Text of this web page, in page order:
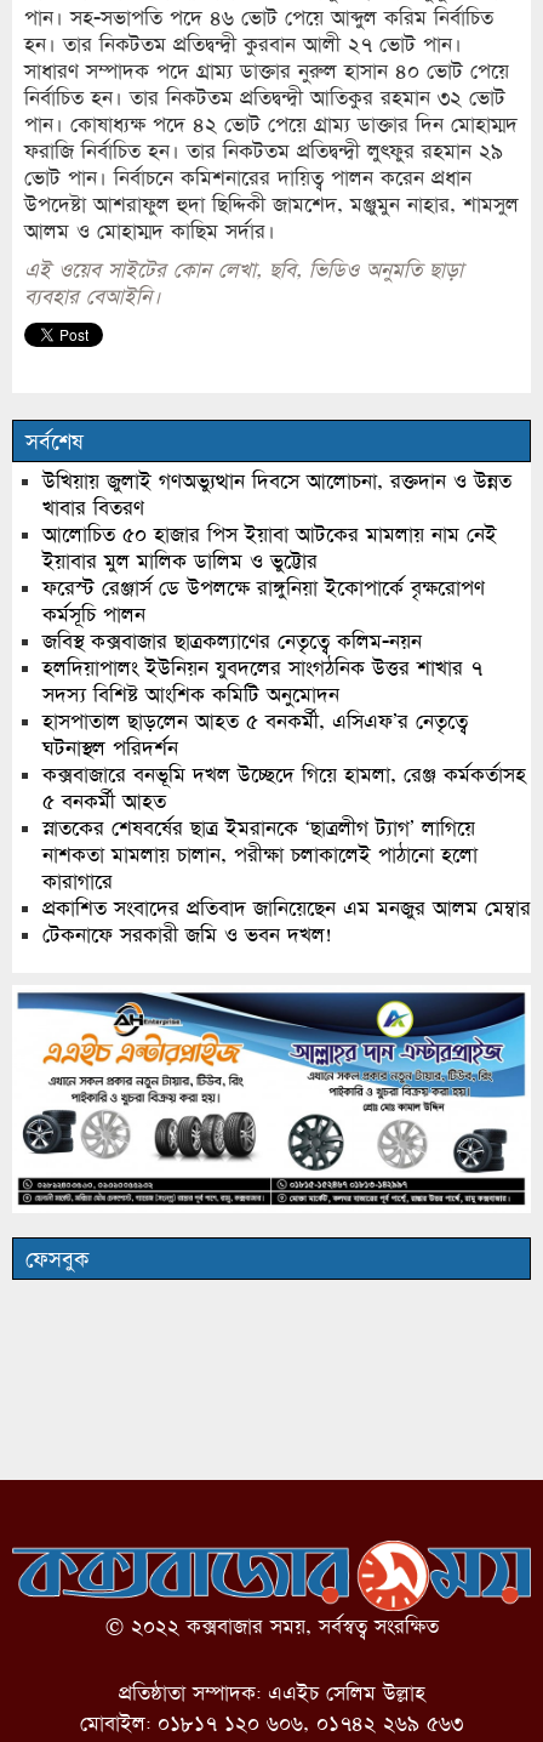
পান। সহ-সভাপতি পদে ৪৬ ভোট পেয়ে আব্দুল করিম নির্বাচিত
হন। তার নিকটতম প্রতিদ্বন্দ্বী কুরবান আলী ২৭ ভোট পান।
সাধারণ সম্পাদক পদে গ্রাম্য ডাক্তার নুরুল হাসান ৪০ ভোট পেয়ে
নির্বাচিত হন। তার নিকটতম প্রতিদ্বন্দ্বী আতিকুর রহমান ৩২ ভোট
পান। কোষাধ্যক্ষ পদে ৪২ ভোট পেয়ে গ্রাম্য ডাক্তার দিন মোহাম্মদ
ফরাজি নির্বাচিত হন। তার নিকটতম প্রতিদ্বন্দ্বী লুৎফুর রহমান ২৯
ভোট পান। নির্বাচনে কমিশনারের দায়িত্ব পালন করেন প্রধান
উপদেষ্টা আশরাফুল হুদা ছিদ্দিকী জামশেদ, মঞ্জুমুন নাহার, শামসুল
আলম ও মোহাম্মদ কাছিম সর্দার।
এই ওয়েব সাইটের কোন লেখা, ছবি, ভিডিও অনুমতি ছাড়া
ব্যবহার বেআইনি।
সর্বশেষ
উখিয়ায় জুলাই গণঅভ্যুত্থান দিবসে আলোচনা, রক্তদান ও উন্নত
খাবার বিতরণ
আলোচিত ৫০ হাজার পিস ইয়াবা আটকের মামলায় নাম নেই
ইয়াবার মুল মালিক ডালিম ও ভুট্টোর
ফরেস্ট রেঞ্জার্স ডে উপলক্ষে রাঙ্গুনিয়া ইকোপার্কে বৃক্ষরোপণ
কর্মসূচি পালন
জবিস্থ কক্সবাজার ছাত্রকল্যাণের নেতৃত্বে কলিম-নয়ন
হলদিয়াপালং ইউনিয়ন যুবদলের সাংগঠনিক উত্তর শাখার ৭
সদস্য বিশিষ্ট আংশিক কমিটি অনুমোদন
হাসপাতাল ছাড়লেন আহত ৫ বনকর্মী, এসিএফ’র নেতৃত্বে
ঘটনাস্থল পরিদর্শন
কক্সবাজারে বনভূমি দখল উচ্ছেদে গিয়ে হামলা, রেঞ্জ কর্মকর্তাসহ
৫ বনকর্মী আহত
স্নাতকের শেষবর্ষের ছাত্র ইমরানকে ‘ছাত্রলীগ ট্যাগ’ লাগিয়ে
নাশকতা মামলায় চালান, পরীক্ষা চলাকালেই পাঠানো হলো
কারাগারে
প্রকাশিত সংবাদের প্রতিবাদ জানিয়েছেন এম মনজুর আলম মেম্বার
টেকনাফে সরকারী জমি ও ভবন দখল!
ফেসবুক
© ২০২২ কক্সবাজার সময়, সর্বস্বত্ব সংরক্ষিত
প্রতিষ্ঠাতা সম্পাদক: এএইচ সেলিম উল্লাহ
মোবাইল: ০১৮১৭ ১২০ ৬০৬, ০১৭৪২ ২৬৯ ৫৬৩